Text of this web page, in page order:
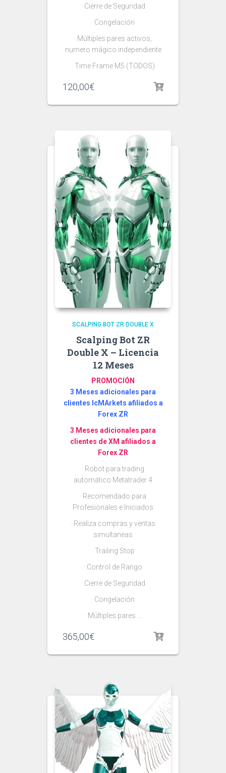
· Cierre de Seguridad
· Congelación
· Múltiples pares activos,
numero mágico independiente
· Time Frame M5 (TODOS)
120,00€
SCALPING BOT ZR DOUBLE X
Scalping Bot ZR
Double X – Licencia
12 Meses
PROMOCIÓN
3 Meses adicionales para
clientes IcMArkets afiliados a
Forex ZR
3 Meses adicionales para
clientes de XM afiliados a
Forex ZR
· Robot para trading
automático Metatrader 4
· Recomendado para
Profesionales e Iniciados
· Realiza compras y ventas
simultaneas
· Trailing Stop
· Control de Rango
· Cierre de Seguridad
· Congelación
· Múltiples pares …
365,00€